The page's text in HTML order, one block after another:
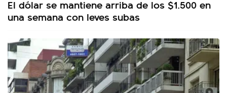
El dólar se mantiene arriba de los $1.500 en
una semana con leves subas